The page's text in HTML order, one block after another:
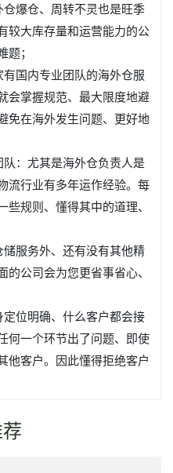
爆仓、周转不灵也是旺季
较大库存量和运营能力的公
；
国内专业团队的海外仓服
会掌握规范、最大限度地避
免在海外发生问题、更好地
：尤其是海外仓负责人是
流行业有多年运作经验。每
规则、懂得其中的道理、
服务外、还有没有其他精
公司会为您更省事省心、
位明确、什么客户都会接
何一个环节出了问题、即使
他客户。因此懂得拒绝客户